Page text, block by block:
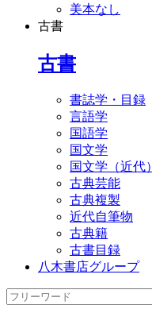
美本なし
古書
古書
書誌学・目録
言語学
国語学
国文学
国文学（近代）
古典芸能
古典複製
近代自筆物
古典籍
古書目録
八木書店グループ